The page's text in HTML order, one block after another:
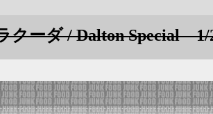
ーダ / Dalton Special 1/